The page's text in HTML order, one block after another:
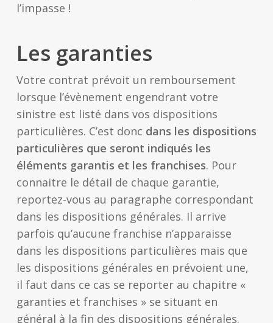
l’impasse !
Les garanties
Votre contrat prévoit un remboursement
lorsque l’évènement engendrant votre
sinistre est listé dans vos dispositions
particulières. C’est donc dans les dispositions
particulières que seront indiqués les
éléments garantis et les franchises. Pour
connaitre le détail de chaque garantie,
reportez-vous au paragraphe correspondant
dans les dispositions générales. Il arrive
parfois qu’aucune franchise n’apparaisse
dans les dispositions particulières mais que
les dispositions générales en prévoient une,
il faut dans ce cas se reporter au chapitre «
garanties et franchises » se situant en
général à la fin des dispositions générales.